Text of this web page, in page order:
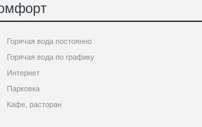
Горячая вода постоянно
Горячая вода по графику
Интернет
Парковка
Кафе, расторан